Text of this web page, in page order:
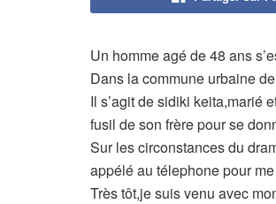
Un homme agé de 48 ans
Dans la commune urbaine
Il s’agit de sidiki keita,marié
fusil de son frère pour se
Sur les circonstances du
appélé au télephone pour
Très tôt,je suis venu avec